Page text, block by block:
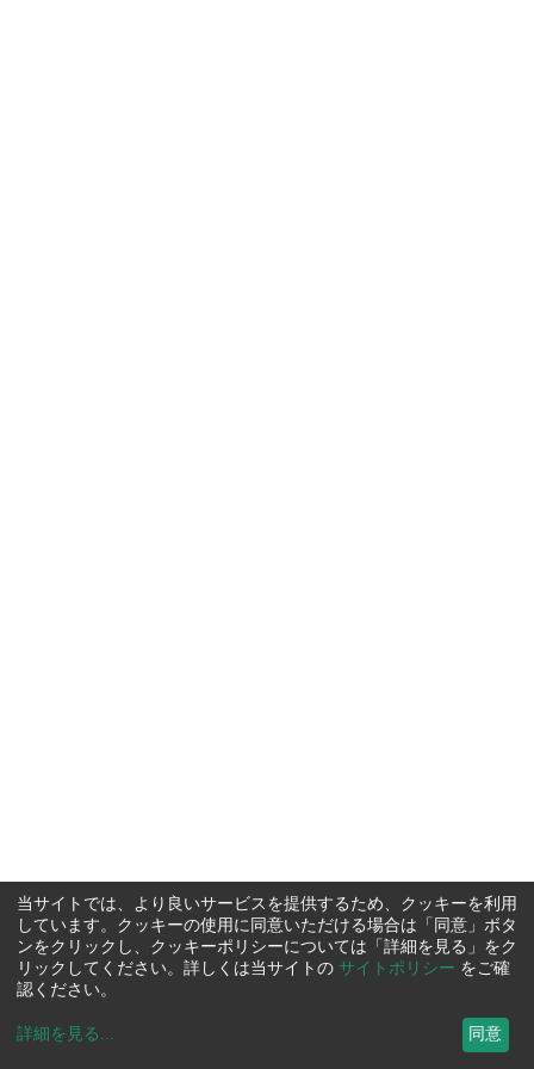
当サイトでは、より良いサービスを提供するため、クッキーを利用
しています。クッキーの使用に同意いただける場合は「同意」ボタ
ンをクリックし、クッキーポリシーについては「詳細を見る」をク
リックしてください。詳しくは当サイトの サイトポリシー をご確
認ください。
詳細を見る ... 同意